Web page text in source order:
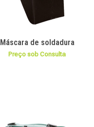
Máscara de soldadura
Preço sob Consulta